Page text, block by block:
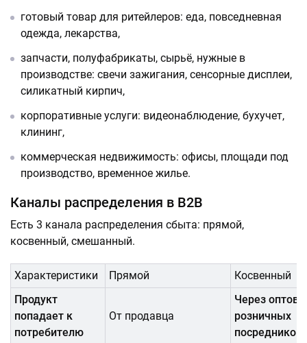
готовый товар для ритейлеров: еда, повседневная
одежда, лекарства,
запчасти, полуфабрикаты, сырьё, нужные в
производстве: свечи зажигания, сенсорные дисплеи,
силикатный кирпич,
корпоративные услуги: видеонаблюдение, бухучет,
клининг,
коммерческая недвижимость: офисы, площади под
производство, временное жилье.
Каналы распределения в B2B
Есть 3 канала распределения сбыта: прямой,
косвенный, смешанный.
Характеристики Прямой
Косвенный
Продукт
попадает к
потребителю
От продавца
Через
розничных
посредников